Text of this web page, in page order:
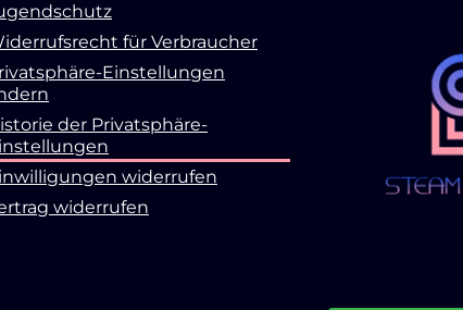
für Verbraucher
Einstellungen
der Privatsphäre-
widerrufen
widerrufen